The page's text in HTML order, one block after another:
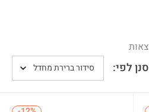
סנן לפי: סידור ברירת מחדל